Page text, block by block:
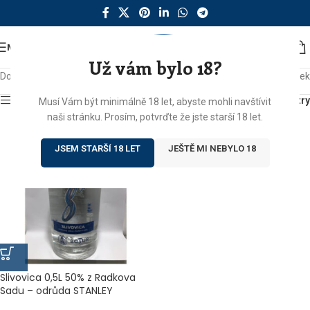
Už vám bylo 18?
Musí Vám být minimálně 18 let, abyste mohli navštívit
naši stránku. Prosím, potvrďte že jste starší 18 let.
JSEM STARŠÍ 18 LET JEŠTĚ MI NEBYLO 18
MENU
Domů Produkty se štítkem „gořalka“ Zobrazen jediný výsledek
Zobrazit sidebar Filtry
Slivovica 0,5L 50% z Radkova
Sadu – odrůda STANLEY